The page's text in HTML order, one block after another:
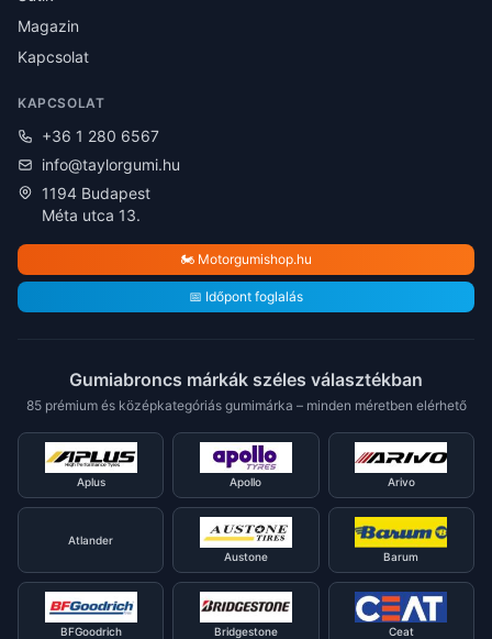
Magazin
Kapcsolat
KAPCSOLAT
+36 1 280 6567
info@taylorgumi.hu
1194 Budapest
Méta utca 13.
🏍️ Motorgumishop.hu
📅 Időpont foglalás
Gumiabroncs márkák széles választékban
85 prémium és középkategóriás gumimárka – minden méretben elérhető
Aplus Apollo Arivo
Atlander
Austone
Barum
BFGoodrich Bridgestone Ceat